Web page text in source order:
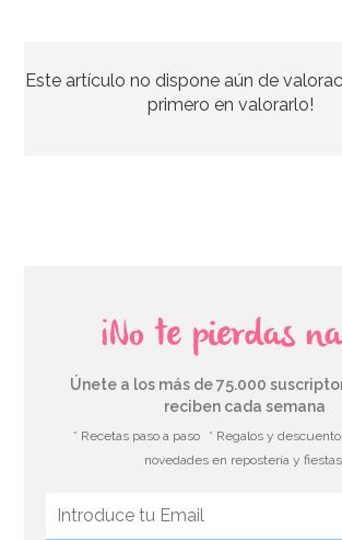
Este artículo no dispone aún de
primero en valorarlo!
¡No te pierdas
Únete a los más de 75.000
reciben cada semana
* Recetas paso a paso * Regalos y
novedades en repostería y fiestas